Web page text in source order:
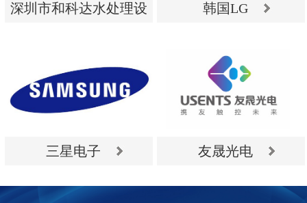
深圳市和科达水处理设
深圳市和科达水处理设
备有限公司
韩国LG
韩国LG
三星电子 友晟光电